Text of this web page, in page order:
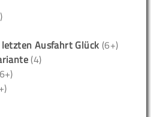
Ausfahrt Glück (6+)
(4)